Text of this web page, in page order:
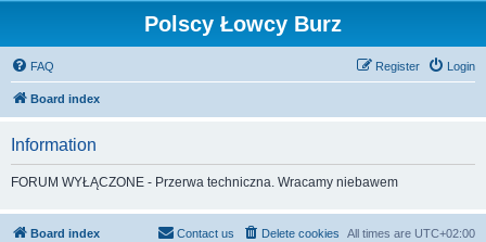
Polscy Łowcy Burz
FAQ Login
Register
Board index
Information
FORUM WYŁĄCZONE - Przerwa techniczna. Wracamy niebawem
Board index All times are UTC+02:00
Delete cookies
Contact us